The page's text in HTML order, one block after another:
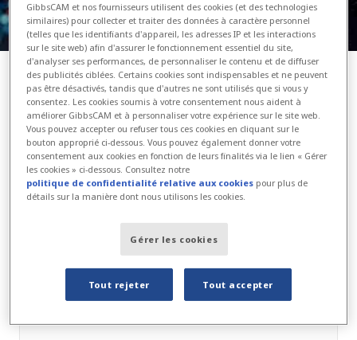
IMTS 2026
GibbsCAM et nos fournisseurs utilisent des cookies (et des technologies
similaires) pour collecter et traiter des données à caractère personnel
(telles que les identifiants d'appareil, les adresses IP et les interactions
sur le site web) afin d'assurer le fonctionnement essentiel du site,
d'analyser ses performances, de personnaliser le contenu et de diffuser
des publicités ciblées. Certains cookies sont indispensables et ne peuvent
pas être désactivés, tandis que d'autres ne sont utilisés que si vous y
consentez. Les cookies soumis à votre consentement nous aident à
améliorer GibbsCAM et à personnaliser votre expérience sur le site web.
Vous pouvez accepter ou refuser tous ces cookies en cliquant sur le
bouton approprié ci-dessous. Vous pouvez également donner votre
consentement aux cookies en fonction de leurs finalités via le lien « Gérer
les cookies » ci-dessous. Consultez notre
politique de confidentialité relative aux cookies pour plus de
détails sur la manière dont nous utilisons les cookies.
Gérer les cookies
Tout rejeter Tout accepter